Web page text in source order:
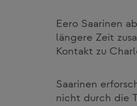
Eero Saarinen
längere Zeit
Kontakt zu
Saarinen
nicht durch die